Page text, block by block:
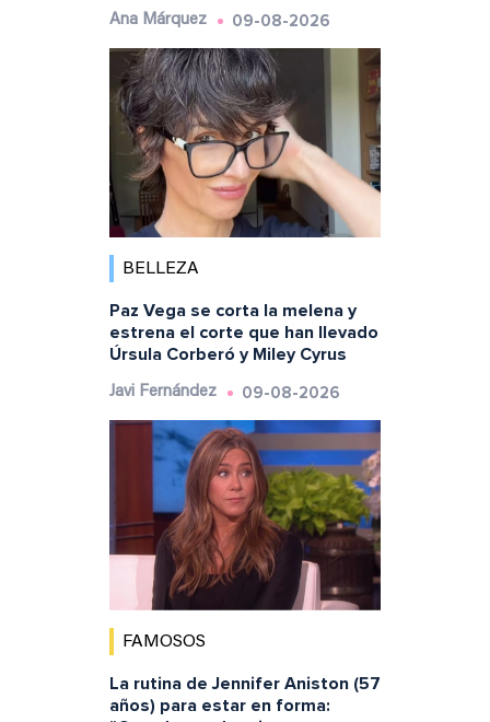
Ana Márquez 09-08-2026
BELLEZA
Paz Vega se corta la melena y
estrena el corte que han llevado
Úrsula Corberó y Miley Cyrus
Javi Fernández 09-08-2026
FAMOSOS
La rutina de Jennifer Aniston (57
años) para estar en forma: